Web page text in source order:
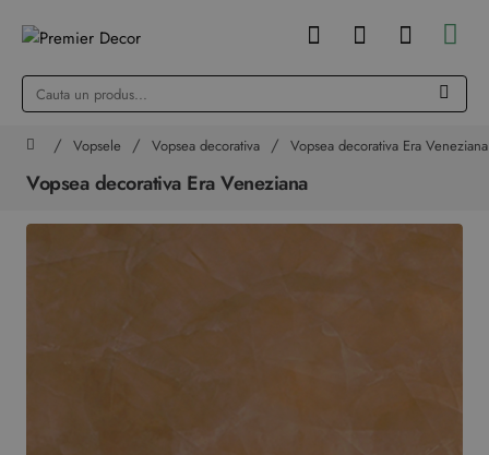
Cauta
produs...
Vopsea decorativa Era Veneziana
home
Vopsele Vopsea decorativa Vopsea decorativa Era Veneziana